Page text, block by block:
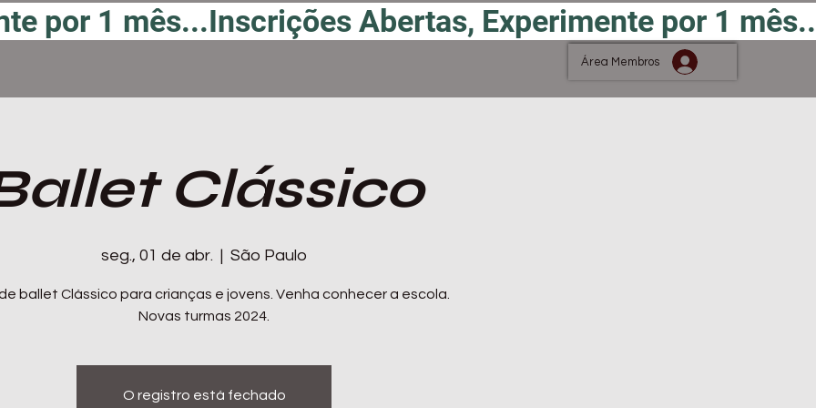
por 1 mês...
Área Membros
Clássico
seg., 01 de abr.
  |
São Paulo
ballet Clássico para crianças e jovens. Venha conhecer a escola.
Novas turmas 2024.
O registro está fechado